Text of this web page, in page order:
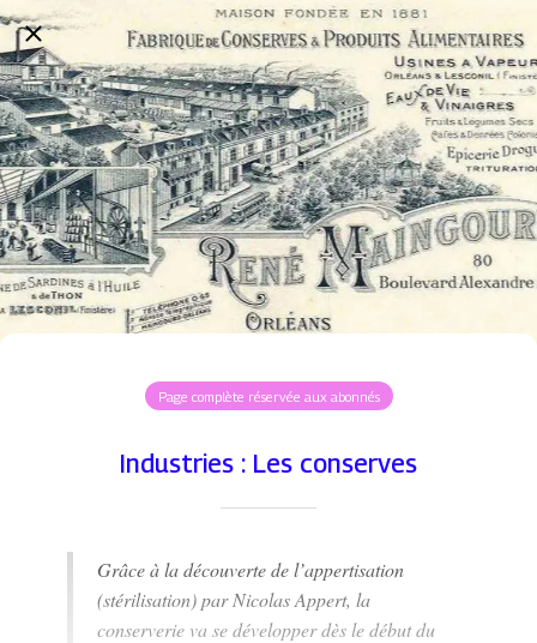
Page complète réservée aux abonnés
Industries : Les conserves
Grâce à la découverte de l’appertisation
(stérilisation) par Nicolas Appert, la
conserverie va se développer dès le début du